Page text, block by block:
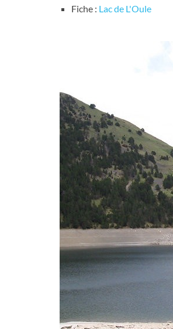
Fiche : Lac de L'Oule